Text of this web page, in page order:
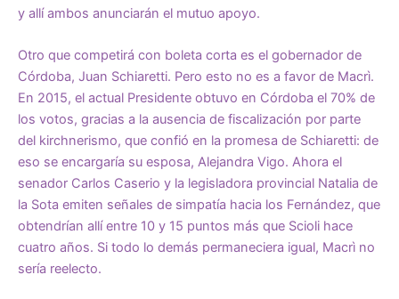
y allí ambos anunciarán el mutuo apoyo.
Otro que competirá con boleta corta es el gobernador de
Córdoba, Juan Schiaretti. Pero esto no es a favor de Macrì.
En 2015, el actual Presidente obtuvo en Córdoba el 70% de
los votos, gracias a la ausencia de fiscalización por parte
del kirchnerismo, que confió en la promesa de Schiaretti: de
eso se encargaría su esposa, Alejandra Vigo. Ahora el
senador Carlos Caserio y la legisladora provincial Natalia de
la Sota emiten señales de simpatía hacia los Fernández, que
obtendrían allí entre 10 y 15 puntos más que Scioli hace
cuatro años. Si todo lo demás permaneciera igual, Macrì no
sería reelecto.